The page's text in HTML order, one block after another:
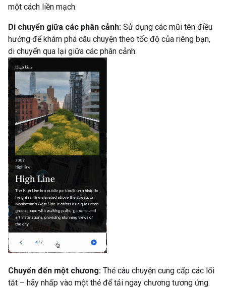
một cách liền mạch.
Di chuyển giữa các phân cảnh: Sử dụng các mũi tên điều
hướng để khám phá câu chuyện theo tốc độ của riêng bạn,
di chuyển qua lại giữa các phân cảnh.
Chuyển đến một chương: Thẻ câu chuyện cung cấp các lối
tắt – hãy nhấp vào một thẻ để tải ngay chương tương ứng.